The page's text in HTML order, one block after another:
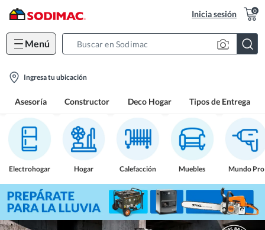
Inicia sesión 0
Menú
location-
Ingresa tu ubicación
Asesoría Constructor Deco Hogar Tipos de Entrega
Electrohogar Hogar Calefacción Muebles Mundo Pro